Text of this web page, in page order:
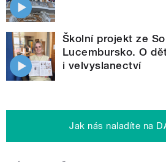
Školní projekt ze
Lucembursko. O
i velvyslanectví
Jak nás naladíte na